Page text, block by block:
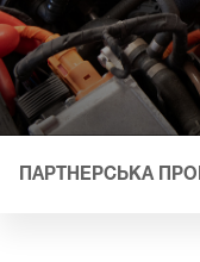
ПАРТНЕРСЬКА